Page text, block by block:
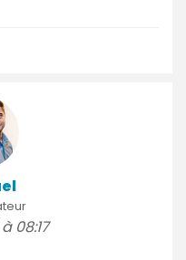
08:17